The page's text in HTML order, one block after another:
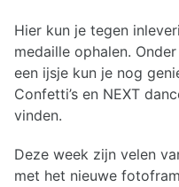
Hier kun je tegen
medaille ophalen.
een ijsje kun je nog
Confetti’s en NEXT
vinden.
Deze week zijn velen
met het nieuwe